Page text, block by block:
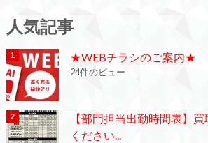
人気記事
★WEBチラシのご案内★
24件のビュー
【部門担当出勤時間表】
ください...